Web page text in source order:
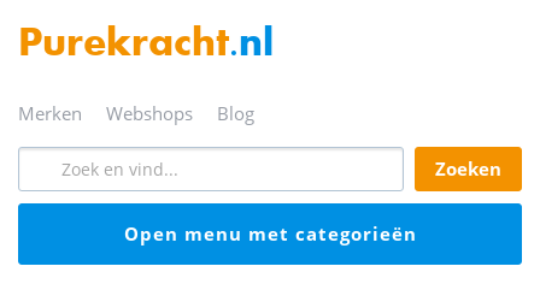
Purekracht.nl
merken webshops blog
zoeken
open menu met categorieën